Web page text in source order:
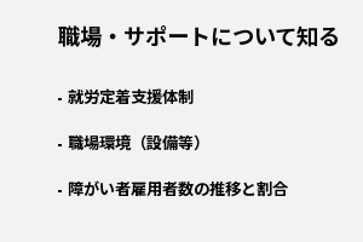
職場・サポートについて知る
就労定着支援体制
職場環境（設備等）
障がい者雇用者数の推移と割合